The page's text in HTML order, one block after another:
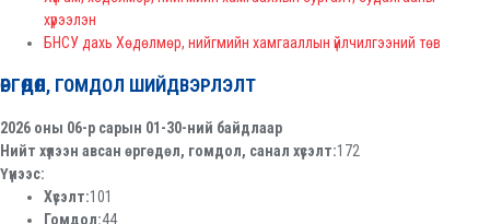
хүрээлэн
БНСУ дахь Хөдөлмөр, нийгмийн хамгааллын үйлчилгээний төв
ӨРГӨДӨЛ, ГОМДОЛ ШИЙДВЭРЛЭЛТ
2026 оны 06-р сарын 01-30-ний байдлаар
Нийт хүлээн авсан өргөдөл, гомдол, санал хүсэлт:172
Үүнээс:
Хүсэлт:101
Гомдол:44